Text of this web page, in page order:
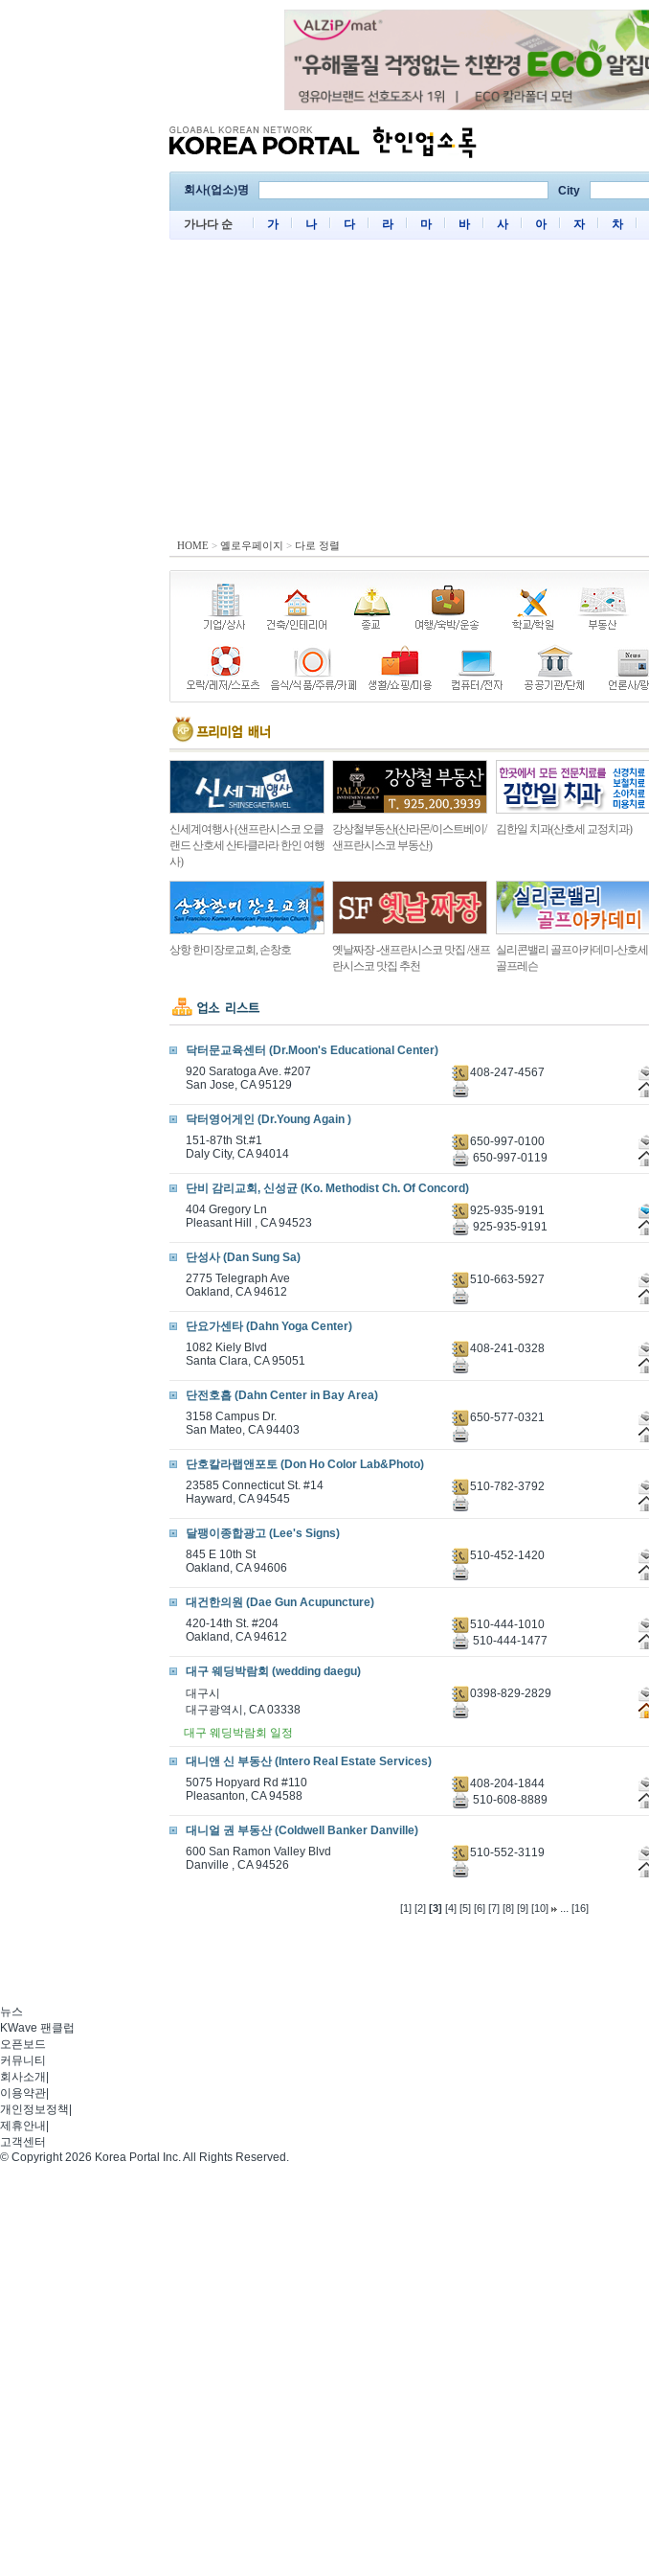
회사(업소)명 City
가나다 순 가 나 다 라 마 바 사 아 자 차
HOME > 옐로우페이지 > 다로 정렬
신세계여행사 (샌프란시스코 오클
랜드 산호세 산타클라라 한인 여행
사)
강상철부동산(산라몬/이스트베이/
샌프란시스코 부동산)
김한일 치과(산호세 교정치과)
상항 한미장로교회, 손창호
옛날짜장 -샌프란시스코 맛집 /샌프
란시스코 맛집 추천
실리콘밸리 골프아카데미-산호세
골프레슨
닥터문교육센터 (Dr.Moon's Educational Center)
920 Saratoga Ave. #207
San Jose, CA 95129
408-247-4567
닥터영어게인 (Dr.Young Again )
151-87th St.#1
Daly City, CA 94014
650-997-0100
650-997-0119
단비 감리교회, 신성균 (Ko. Methodist Ch. Of Concord)
404 Gregory Ln
Pleasant Hill , CA 94523
925-935-9191
925-935-9191
단성사 (Dan Sung Sa)
2775 Telegraph Ave
Oakland, CA 94612
510-663-5927
단요가센타 (Dahn Yoga Center)
1082 Kiely Blvd
Santa Clara, CA 95051
408-241-0328
단전호흡 (Dahn Center in Bay Area)
3158 Campus Dr.
San Mateo, CA 94403
650-577-0321
단호칼라랩앤포토 (Don Ho Color Lab&Photo)
23585 Connecticut St. #14
Hayward, CA 94545
510-782-3792
달팽이종합광고 (Lee's Signs)
845 E 10th St
Oakland, CA 94606
510-452-1420
대건한의원 (Dae Gun Acupuncture)
420-14th St. #204
Oakland, CA 94612
510-444-1010
510-444-1477
대구 웨딩박람회 (wedding daegu)
대구시
대구광역시, CA 03338
0398-829-2829
대구 웨딩박람회 일정
대니앤 신 부동산 (Intero Real Estate Services)
5075 Hopyard Rd #110
Pleasanton, CA 94588
408-204-1844
510-608-8889
대니얼 권 부동산 (Coldwell Banker Danville)
600 San Ramon Valley Blvd
Danville , CA 94526
510-552-3119
[1] [2] [3] [4] [5] [6] [7] [8] [9] [10] ... [16]
뉴스
KWave 팬클럽
오픈보드
커뮤니티
회사소개
이용약관
개인정보정책
제휴안내
고객센터
© Copyright 2026 Korea Portal Inc. All Rights Reserved.